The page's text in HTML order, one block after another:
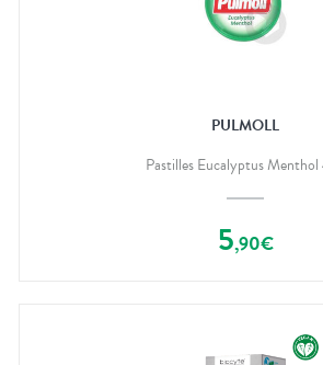
PULMOLL
Pastilles Eucalyptus Menthol
5,90€